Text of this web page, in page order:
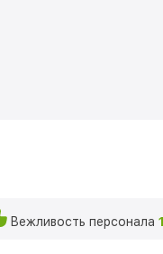
Вежливость персонала